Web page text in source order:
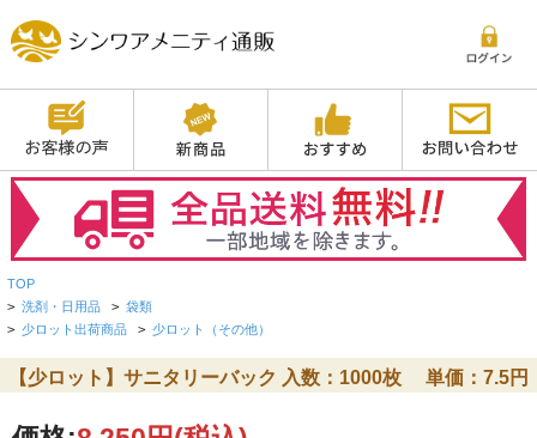
TOP
> 洗剤・日用品 > 袋類
> 少ロット出荷商品 > 少ロット（その他）
【少ロット】サニタリーバック 入数：1000枚 単価：7.5円